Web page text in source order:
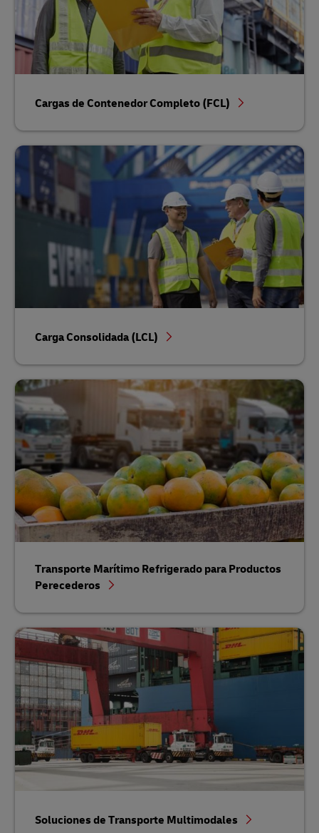
Cargas de Contenedor Completo (FCL)
Carga Consolidada (LCL)
Transporte Marítimo Refrigerado para Productos
Perecederos
Soluciones de Transporte Multimodales